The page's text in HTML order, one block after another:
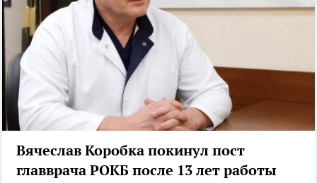
Вячеслав Коробка покинул пост
главврача РОКБ после 13 лет работы